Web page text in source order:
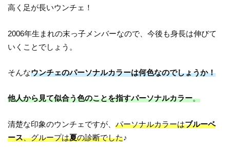
高く足が長いウンチェ！
2006年生まれの末っ子メンバーなので、今後も身長は伸びて
いくことでしょう。
そんなウンチェのパーソナルカラーは何色なのでしょうか！
他人から見て似合う色のことを指すパーソナルカラー。
清楚な印象のウンチェですが、パーソナルカラーはブルーベ
ース、グループは夏の診断でした♪